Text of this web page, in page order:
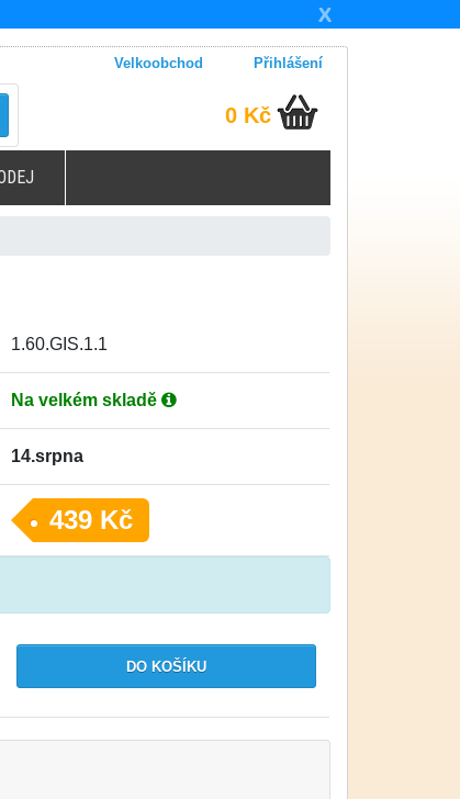
X
Velkoobchod Přihlášení
0 Kč
1.60.GIS.1.1
Na velkém skladě
14.srpna
439 Kč